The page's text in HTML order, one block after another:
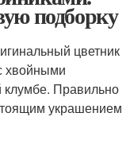
подборку
цветник
хвойными
Правильно
украшением